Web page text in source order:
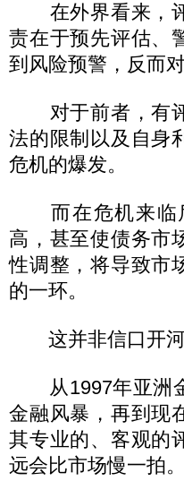
在外界看来，评
责在于预先评估、
到风险预警，反而
对于前者，有评
法的限制以及自身
危机的爆发。
而在危机来临后
高，甚至使债务市
性调整，将导致市
的一环。
这并非信口开河
从1997年亚洲金
金融风暴，再到现
其专业的、客观的
远会比市场慢一拍。